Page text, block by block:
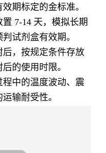
期标定的金标准。
7-14 天，模拟长期
试剂盒有效期。
，按规定条件存放
的使用时限。
中的温度波动、震
输耐受性。